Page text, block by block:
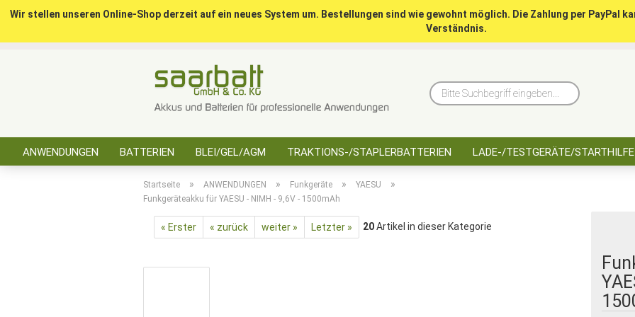
Bitte
Wir stellen unseren Online-Shop derzeit auf ein neues System um. Bestellungen sind wie gewohnt möglich. Die Zahlung per PayPal
Verständnis.
ANWENDUNGEN BATTERIEN BLEI/GEL/AGM TRAKTIONS-/STAPLERBATTERIEN LADE-/TESTGERÄTE/STARTHILFE
Startseite » ANWENDUNGEN » Funkgeräte » YAESU »
Funkgeräteakku für YAESU - NIMH - 9,6V - 1500mAh
« Erster « zurück weiter » Letzter » 20Artikel in dieser Kategorie